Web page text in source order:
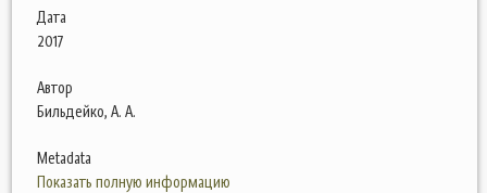
Дата
2017
Автор
Бильдейко, А. А.
Metadata
Показать полную информацию